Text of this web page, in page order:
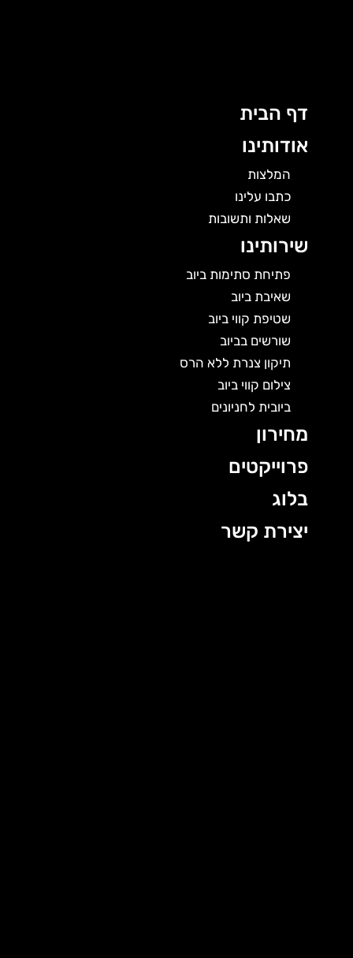
דף הבית
אודותינו
המלצות
כתבו עלינו
שאלות ותשובות
שירותינו
פתיחת סתימות ביוב
שאיבת ביוב
שטיפת קווי ביוב
שורשים בביוב
תיקון צנרת ללא הרס
צילום קווי ביוב
ביובית לחניונים
מחירון
פרוייקטים
בלוג
יצירת קשר